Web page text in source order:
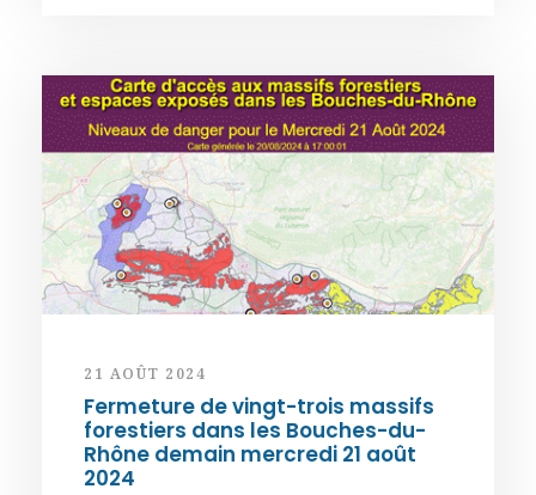
21 AOÛT 2024
Fermeture de vingt-trois massifs
forestiers dans les Bouches-du-
Rhône demain mercredi 21 août
2024